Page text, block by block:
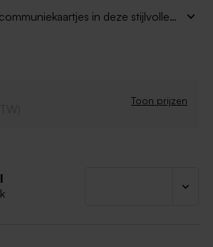
in deze stijlvolle
voor dit bijzondere moment!
Toon prijzen